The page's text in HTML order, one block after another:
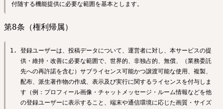
付随する機能提供に必要な範囲を基本とします。
第8条（権利帰属）
登録ユーザーは、投稿データについて、運営者に対し、本サービスの提
供・維持・改善に必要な範囲で、世界的、非独占的、無償、（業務委託
先への再許諾を含む）サブライセンス可能かつ譲渡可能な使用、複製、
配布、派生著作物の作成、表示及び実行に関するライセンスを付与しま
す（例：プロフィール画像・チャットメッセージ・ルーム情報などを他
の登録ユーザーに表示すること、端末や通信環境に応じた画質・サイズ